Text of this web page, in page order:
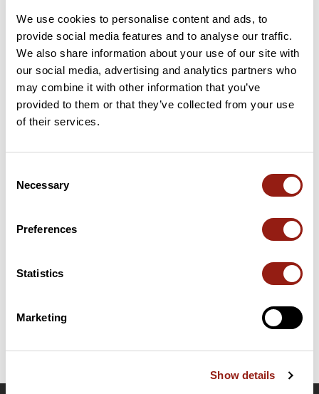
We use cookies to personalise content and ads, to
provide social media features and to analyse our traffic.
We also share information about your use of our site with
our social media, advertising and analytics partners who
may combine it with other information that you’ve
provided to them or that they’ve collected from your use
of their services.
Selection
Necessary
Preferences
Statistics
Marketing
Show details
Avis des utilisateurs
Soyez le premier à ajouter un avis !
Ajouter un avis
Résumé
Découvrez ce parcours de vélo de 66,9 km à proximité de
560m. Prévoyez environ 3 heures et 44 secondes pour réaliser